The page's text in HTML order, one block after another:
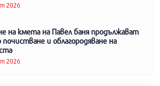
2026
на кмета на Павел баня продължават
и облагородяване на
2026